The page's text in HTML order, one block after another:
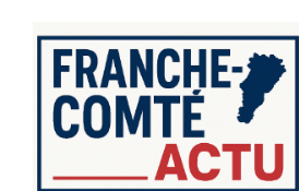
contenu